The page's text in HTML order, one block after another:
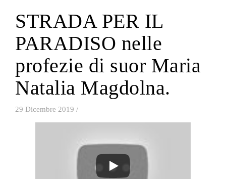
STRADA PER IL
PARADISO nelle
profezie di suor Maria
Natalia Magdolna.
29 Dicembre 2019 /